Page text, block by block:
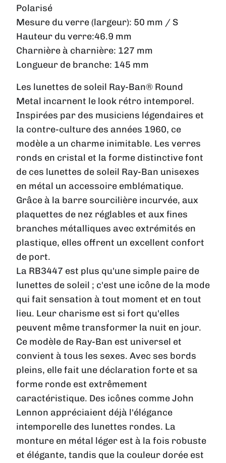
Polarisé
Mesure du verre (largeur): 50 mm / S
Hauteur du verre:46.9 mm
Charnière à charnière: 127 mm
Longueur de branche: 145 mm
Les lunettes de soleil Ray-Ban® Round
Metal incarnent le look rétro intemporel.
Inspirées par des musiciens légendaires et
la contre-culture des années 1960, ce
modèle a un charme inimitable. Les verres
ronds en cristal et la forme distinctive font
de ces lunettes de soleil Ray-Ban unisexes
en métal un accessoire emblématique.
Grâce à la barre sourcilière incurvée, aux
plaquettes de nez réglables et aux fines
branches métalliques avec extrémités en
plastique, elles offrent un excellent confort
de port.
La RB3447 est plus qu'une simple paire de
lunettes de soleil ; c'est une icône de la mode
qui fait sensation à tout moment et en tout
lieu. Leur charisme est si fort qu'elles
peuvent même transformer la nuit en jour.
Ce modèle de Ray-Ban est universel et
convient à tous les sexes. Avec ses bords
pleins, elle fait une déclaration forte et sa
forme ronde est extrêmement
caractéristique. Des icônes comme John
Lennon appréciaient déjà l'élégance
intemporelle des lunettes rondes. La
monture en métal léger est à la fois robuste
et élégante, tandis que la couleur dorée est